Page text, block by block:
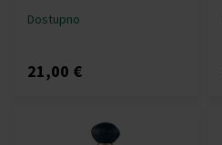
Dostupno
21,00 €